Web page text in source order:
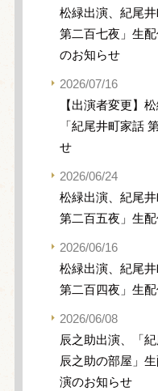
松緑出演、紀尾
第二百七夜」生
のお知らせ
2026/07/16
【出演者変更】
「紀尾井町家話
せ
2026/06/24
松緑出演、紀尾
第二百五夜」生
2026/06/16
松緑出演、紀尾
第二百四夜」生
2026/06/08
辰之助出演、「
辰之助の部屋」
演のお知らせ